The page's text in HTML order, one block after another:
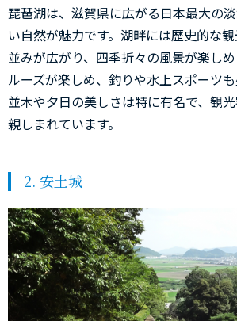
琵琶湖は、滋賀県に広がる日本最大の
い自然が魅力です。湖畔には歴史的な
並みが広がり、四季折々の風景が楽し
ルーズが楽しめ、釣りや水上スポーツ
並木や夕日の美しさは特に有名で、観
親しまれています。
2. 安土城